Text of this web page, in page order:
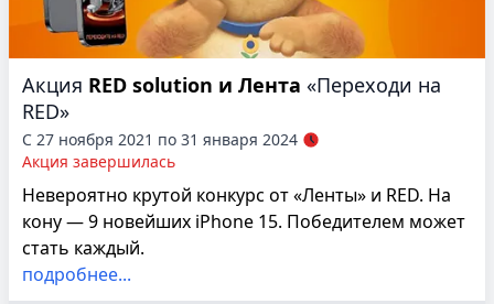
Акция RED solution и Лента «Переходи на
RED»
С 27 ноября 2021 по 31 января 2024
Акция завершилась
Невероятно крутой конкурс от «Ленты» и RED. На
кону — 9 новейших iPhone 15. Победителем может
стать каждый.
подробнее...